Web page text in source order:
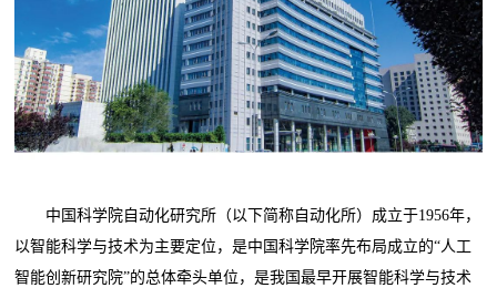
中国科学院自动化研究所（以下简称自动化所）成立于1956年，
以智能科学与技术为主要定位，是中国科学院率先布局成立的“人工
智能创新研究院”的总体牵头单位，是我国最早开展智能科学与技术